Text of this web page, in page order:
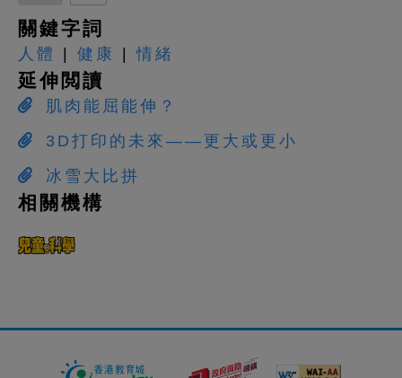
關鍵字詞
人體 健康 情緒
延伸閲讀
肌肉能屈能伸？
3D打印的未來——更大或更小
冰雪大比拼
相關機構